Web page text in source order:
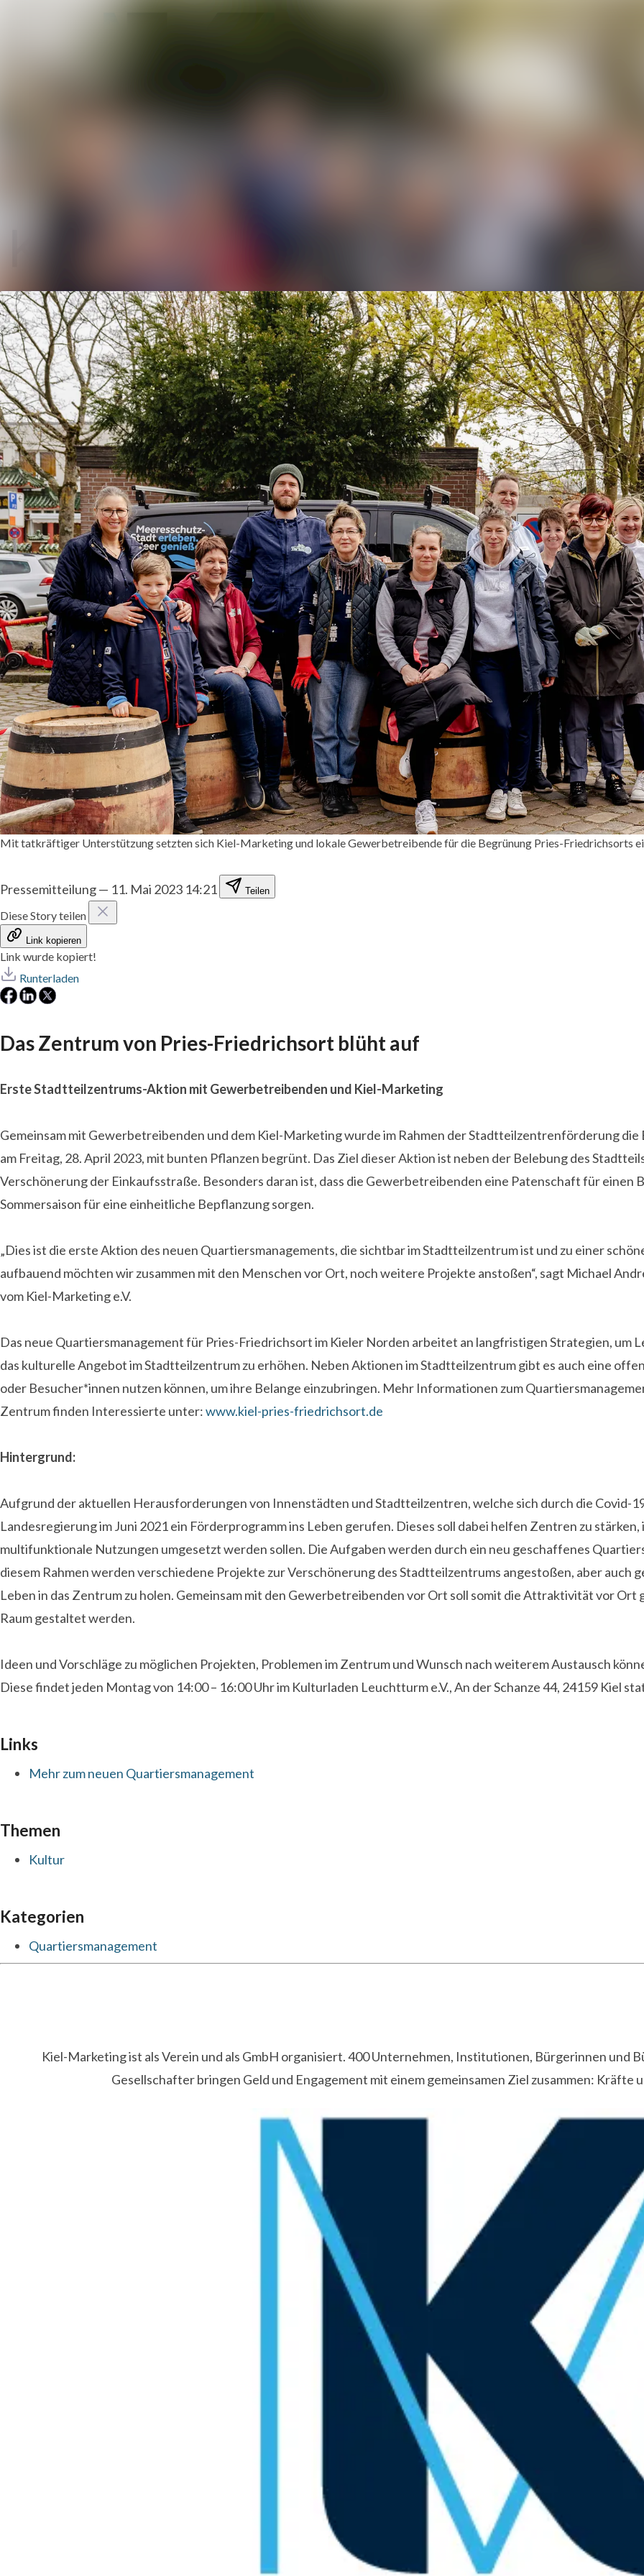
Mit tatkräftiger Unterstützung setzten sich Kiel-Marketing und lokale Gewerbetreibende für die Begrünung Pries-Friedrichsorts
Pressemitteilung— 11. Mai 2023 14:21 Teilen
Diese Story teilen
Link kopieren
Link wurde kopiert!
Runterladen
Das Zentrum von Pries-Friedrichsort blüht auf
Erste Stadtteilzentrums-Aktion mit Gewerbetreibenden und Kiel-Marketing
Gemeinsam mit Gewerbetreibenden und dem Kiel-Marketing wurde im Rahmen der Stadtteilzentrenförderung
am Freitag, 28. April 2023, mit bunten Pflanzen begrünt. Das Ziel dieser Aktion ist neben der Belebung des
Verschönerung der Einkaufsstraße. Besonders daran ist, dass die Gewerbetreibenden eine Patenschaft für einen
Sommersaison für eine einheitliche Bepflanzung sorgen.
„Dies ist die erste Aktion des neuen Quartiersmanagements, die sichtbar im Stadtteilzentrum ist und zu einer
aufbauend möchten wir zusammen mit den Menschen vor Ort, noch weitere Projekte anstoßen“, sagt Michael
vom Kiel-Marketing e.V.
Das neue Quartiersmanagement für Pries-Friedrichsort im Kieler Norden arbeitet an langfristigen Strategien, um
das kulturelle Angebot im Stadtteilzentrum zu erhöhen. Neben Aktionen im Stadtteilzentrum gibt es auch eine
oder Besucher*innen nutzen können, um ihre Belange einzubringen. Mehr Informationen zum
Zentrum finden Interessierte unter:www.kiel-pries-friedrichsort.de
Hintergrund:
Aufgrund der aktuellen Herausforderungen von Innenstädten und Stadtteilzentren, welche sich durch die Covid-
Landesregierung im Juni 2021 ein Förderprogramm ins Leben gerufen. Dieses soll dabei helfen Zentren zu
multifunktionale Nutzungen umgesetzt werden sollen. Die Aufgaben werden durch ein neu geschaffenes
diesem Rahmen werden verschiedene Projekte zur Verschönerung des Stadtteilzentrums angestoßen, aber auch
Leben in das Zentrum zu holen. Gemeinsam mit den Gewerbetreibenden vor Ort soll somit die Attraktivität vor
Raum gestaltet werden.
Ideen und Vorschläge zu möglichen Projekten, Problemen im Zentrum und Wunsch nach weiterem Austausch
Diese findet jeden Montag von 14:00 – 16:00 Uhr im Kulturladen Leuchtturm e.V., An der Schanze 44, 24159 Kiel
Links
Mehr zum neuen Quartiersmanagement
Themen
Kultur
Kategorien
Quartiersmanagement
Kiel-Marketing ist als Verein und als GmbH organisiert. 400 Unternehmen, Institutionen, Bürgerinnen und
Gesellschafter bringen Geld und Engagement mit einem gemeinsamen Ziel zusammen: